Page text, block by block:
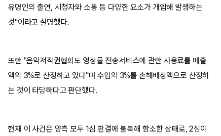
유명인의 출연, 시청자와 소통 등 다양한 요소가 개입해 발생하는
것"이라고 설명했다.
또한 "음악저작권협회도 영상물 전송서비스에 관한 사용료를 매출
액의 3%로 산정하고 있다"며 수입의 3%를 손해배상액으로 산정하
는 것이 타당하다고 판단했다.
현재 이 사건은 양측 모두 1심 판결에 불복해 항소한 상태로, 2심이